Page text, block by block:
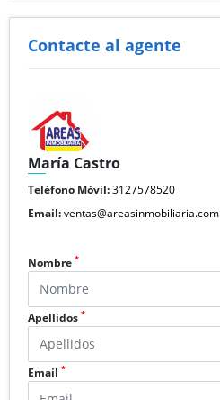
Contacte al agente
María Castro
Teléfono Móvil:3127578520
Email:ventas@areasinmobiliaria.com
Nombre *
Apellidos *
Email *